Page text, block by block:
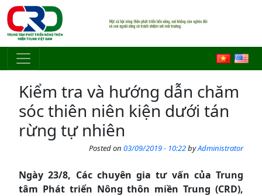
Skip to main content
Kiểm tra và hướng dẫn chăm
sóc thiên niên kiện dưới tán
rừng tự nhiên
Posted on 03/09/2019 - 10:22byAdministrator
Ngày 23/8, Các chuyên gia tư vấn của Trung
tâm Phát triển Nông thôn miền Trung (CRD),